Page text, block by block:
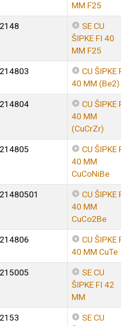
MM F25
SE CU
ŠIPKE FI 40
MM F25
CU ŠIPKE FI
40 MM (Be2)
CU ŠIPKE FI
40 MM
(CuCrZr)
CU ŠIPKE FI
40 MM
CuCoNiBe
CU ŠIPKE FI
40 MM
CuCo2Be
CU ŠIPKE FI
40 MM CuTe
SE CU
ŠIPKE FI 42
MM
SE CU